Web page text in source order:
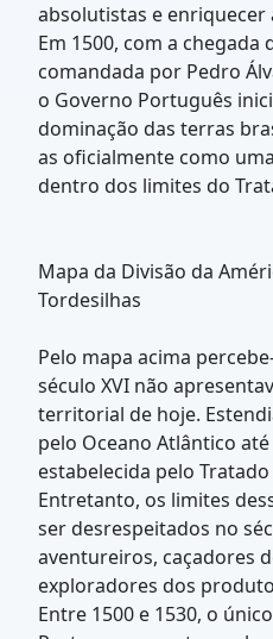
absolutistas e enriquecer
Em 1500, com a chegada
comandada por Pedro
o Governo Português
dominação das terras
as oficialmente como
dentro dos limites do
Mapa da Divisão da
Tordesilhas
Pelo mapa acima
século XVI não
territorial de hoje.
pelo Oceano Atlântico
estabelecida pelo
Entretanto, os limites
ser desrespeitados no
aventureiros, caçadores
exploradores dos
Entre 1500 e 1530, o